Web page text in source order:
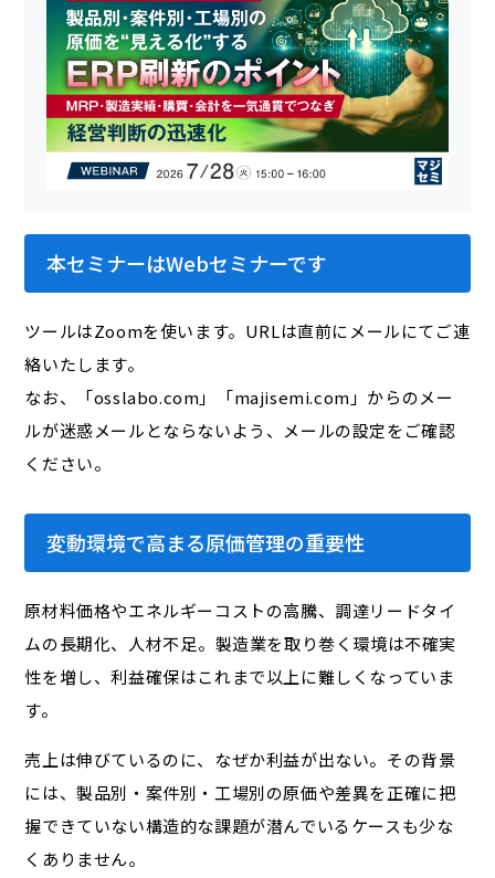
本セミナーはWebセミナーです
ツールはZoomを使います。URLは直前にメールにてご連
絡いたします。
なお、「osslabo.com」「majisemi.com」からのメー
ルが迷惑メールとならないよう、メールの設定をご確認
ください。
変動環境で高まる原価管理の重要性
原材料価格やエネルギーコストの高騰、調達リードタイ
ムの長期化、人材不足――。製造業を取り巻く環境は不確実
性を増し、利益確保はこれまで以上に難しくなっていま
す。
売上は伸びているのに、なぜか利益が出ない。その背景
には、製品別・案件別・工場別の原価や差異を正確に把
握できていない構造的な課題が潜んでいるケースも少な
くありません。